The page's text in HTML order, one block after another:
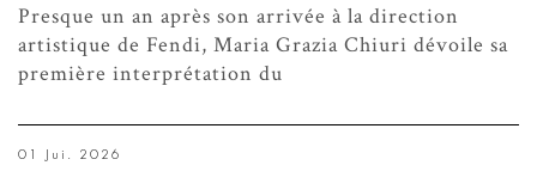
Presque un an après son arrivée à la direction
artistique de Fendi, Maria Grazia Chiuri dévoile sa
première interprétation du
01 Jui. 2026